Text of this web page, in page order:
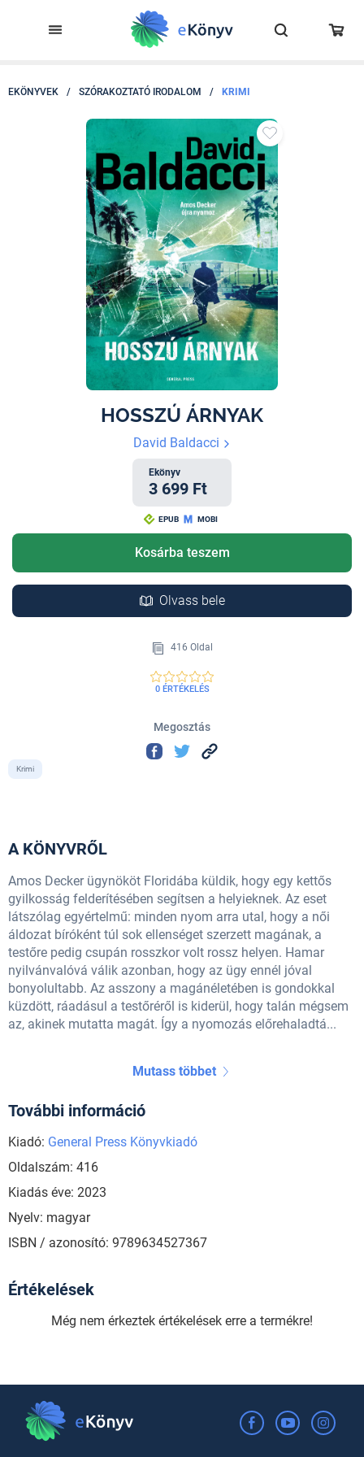
EKÖNYVEK / SZÓRAKOZTATÓ IRODALOM / KRIMI
HOSSZÚ ÁRNYAK
David Baldacci
Ekönyv
3 699 Ft
EPUB MOBI
Kosárba teszem
Olvass bele
416 Oldal
0 ÉRTÉKELÉS
Megosztás
Krimi
A KÖNYVRŐL
Amos Decker ügynököt Floridába küldik, hogy egy kettős
gyilkosság felderítésében segítsen a helyieknek. Az eset
látszólag egyértelmű: minden nyom arra utal, hogy a női
áldozat bíróként túl sok ellenséget szerzett magának, a
testőre pedig csupán rosszkor volt rossz helyen. Hamar
nyilvánvalóvá válik azonban, hogy az ügy ennél jóval
bonyolultabb. Az asszony a magánéletében is gondokkal
küzdött, ráadásul a testőréről is kiderül, hogy talán mégsem
az, akinek mutatta magát. Így a nyomozás előrehaladtá...
Mutass többet
További információ
Kiadó: General Press Könyvkiadó
Oldalszám: 416
Kiadás éve: 2023
Nyelv: magyar
ISBN / azonosító: 9789634527367
Értékelések
Még nem érkeztek értékelések erre a termékre!